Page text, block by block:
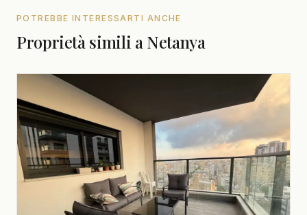
POTREBBE INTERESSARTI ANCHE
Proprietà simili a Netanya